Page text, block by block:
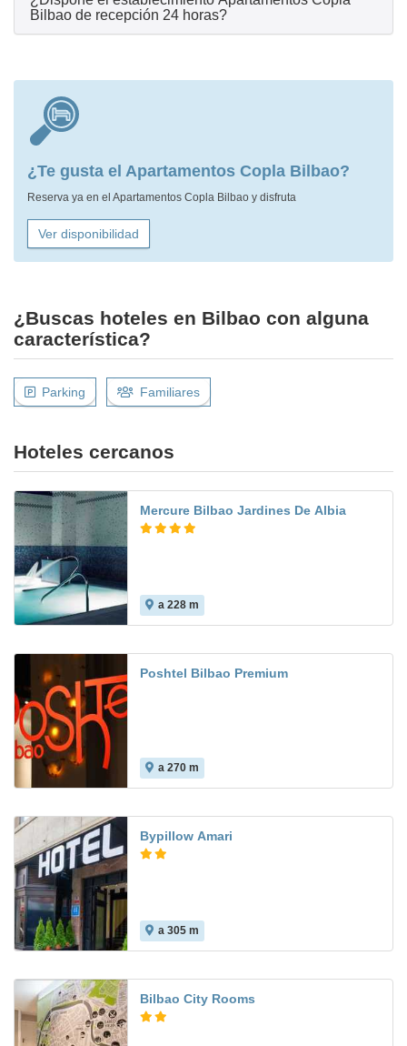
Bilbao de recepción 24 horas?
¿Te gusta el Apartamentos Copla Bilbao?
Reserva ya en el Apartamentos Copla Bilbao y disfruta
Ver disponibilidad
¿Buscas hoteles en Bilbao con alguna
característica?
Parking Familiares
Hoteles cercanos
Mercure Bilbao Jardines De Albia
a 228 m
Poshtel Bilbao Premium
a 270 m
Bypillow Amari
a 305 m
Bilbao City Rooms